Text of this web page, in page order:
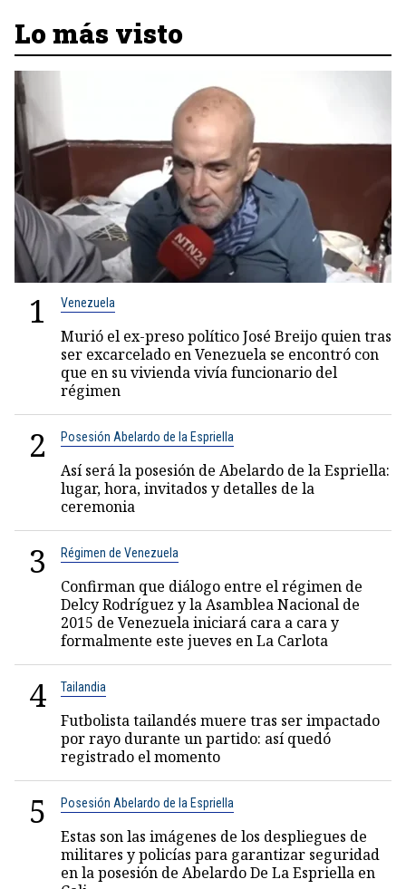
Lo más visto
1 Venezuela
Murió el ex-preso político José Breijo quien tras
ser excarcelado en Venezuela se encontró con
que en su vivienda vivía funcionario del
régimen
2 Posesión Abelardo de la Espriella
Así será la posesión de Abelardo de la Espriella:
lugar, hora, invitados y detalles de la
ceremonia
3 Régimen de Venezuela
Confirman que diálogo entre el régimen de
Delcy Rodríguez y la Asamblea Nacional de
2015 de Venezuela iniciará cara a cara y
formalmente este jueves en La Carlota
4 Tailandia
Futbolista tailandés muere tras ser impactado
por rayo durante un partido: así quedó
registrado el momento
5 Posesión Abelardo de la Espriella
Estas son las imágenes de los despliegues de
militares y policías para garantizar seguridad
en la posesión de Abelardo De La Espriella en